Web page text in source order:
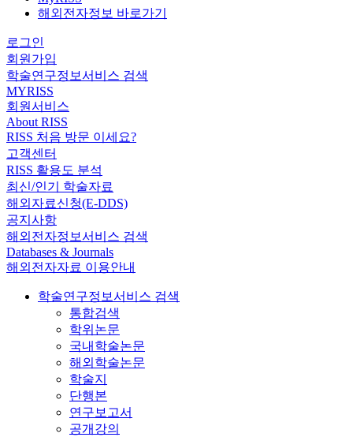
해외전자정보 바로가기
로그인
회원가입
학술연구정보서비스 검색
MYRISS
회원서비스
About RISS
RISS 처음 방문 이세요?
고객센터
RISS 활용도 분석
최신/인기 학술자료
해외자료신청(E-DDS)
공지사항
해외전자정보서비스 검색
Databases & Journals
해외전자자료 이용안내
학술연구정보서비스 검색
통합검색
학위논문
국내학술논문
해외학술논문
학술지
단행본
연구보고서
공개강의